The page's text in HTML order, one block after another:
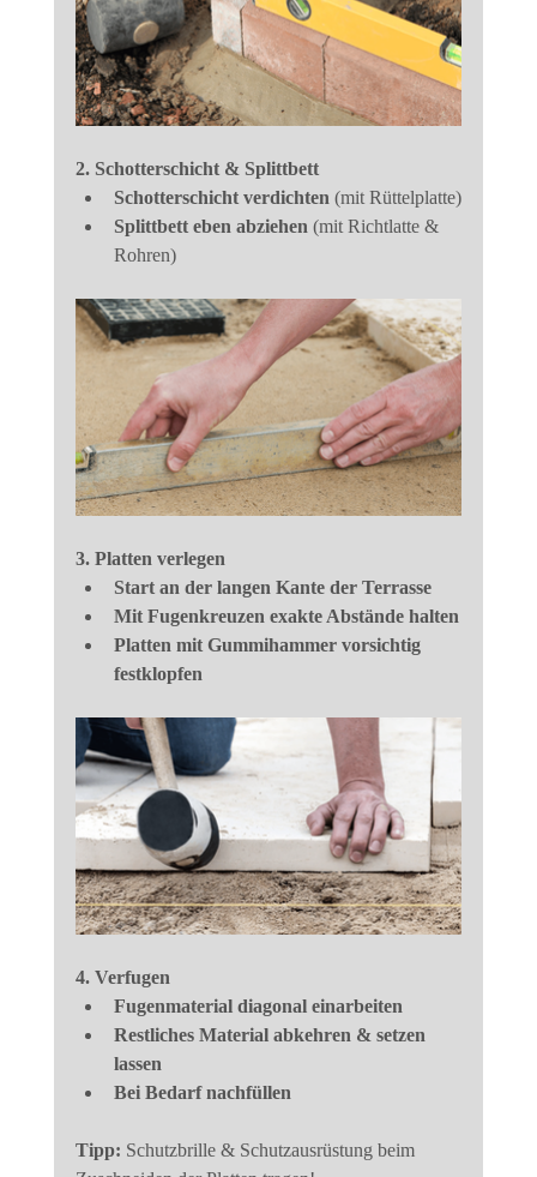
2. Schotterschicht & Splittbett
Schotterschicht verdichten (mit Rüttelplatte)
Splittbett eben abziehen (mit Richtlatte &
Rohren)
3. Platten verlegen
Start an der langen Kante der Terrasse
Mit Fugenkreuzen exakte Abstände halten
Platten mit Gummihammer vorsichtig
festklopfen
4. Verfugen
Fugenmaterial diagonal einarbeiten
Restliches Material abkehren & setzen
lassen
Bei Bedarf nachfüllen
Tipp: Schutzbrille & Schutzausrüstung beim